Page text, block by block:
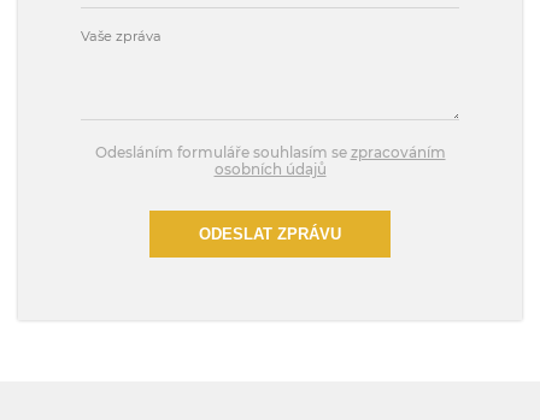
Odesláním formuláře souhlasím se zpracováním
osobních údajů
ODESLAT ZPRÁVU